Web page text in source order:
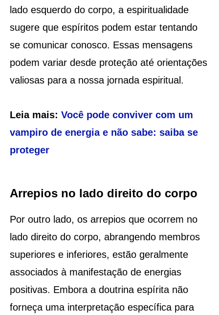
lado esquerdo do corpo, a espiritualidade
sugere que espíritos podem estar tentando
se comunicar conosco. Essas mensagens
podem variar desde proteção até orientações
valiosas para a nossa jornada espiritual.
Leia mais: Você pode conviver com um
vampiro de energia e não sabe: saiba se
proteger
Arrepios no lado direito do corpo
Por outro lado, os arrepios que ocorrem no
lado direito do corpo, abrangendo membros
superiores e inferiores, estão geralmente
associados à manifestação de energias
positivas. Embora a doutrina espírita não
forneça uma interpretação específica para